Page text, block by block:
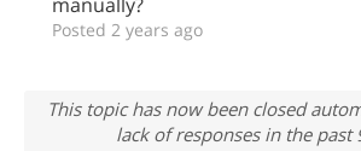
Posted 2 years ago
This topic has now been closed
lack of responses in the past